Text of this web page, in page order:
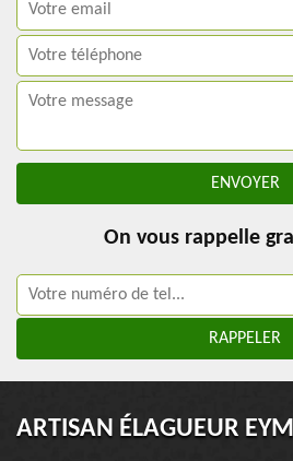
On vous rappelle
ARTISAN ÉLAGUEUR